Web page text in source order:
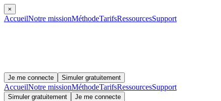
×
AccueilNotre missionMéthodeTarifsRessourcesSupport
Je me connecte Simuler gratuitement
AccueilNotre missionMéthodeTarifsRessourcesSupport
Simuler gratuitement Je me connecte